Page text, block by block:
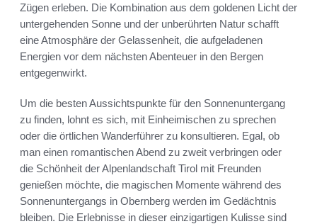
Zügen erleben. Die Kombination aus dem goldenen Licht der
untergehenden Sonne und der unberührten Natur schafft
eine Atmosphäre der Gelassenheit, die aufgeladenen
Energien vor dem nächsten Abenteuer in den Bergen
entgegenwirkt.
Um die besten Aussichtspunkte für den Sonnenuntergang
zu finden, lohnt es sich, mit Einheimischen zu sprechen
oder die örtlichen Wanderführer zu konsultieren. Egal, ob
man einen romantischen Abend zu zweit verbringen oder
die Schönheit der Alpenlandschaft Tirol mit Freunden
genießen möchte, die magischen Momente während des
Sonnenuntergangs in Obernberg werden im Gedächtnis
bleiben. Die Erlebnisse in dieser einzigartigen Kulisse sind